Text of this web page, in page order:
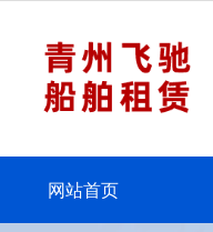
网站首页